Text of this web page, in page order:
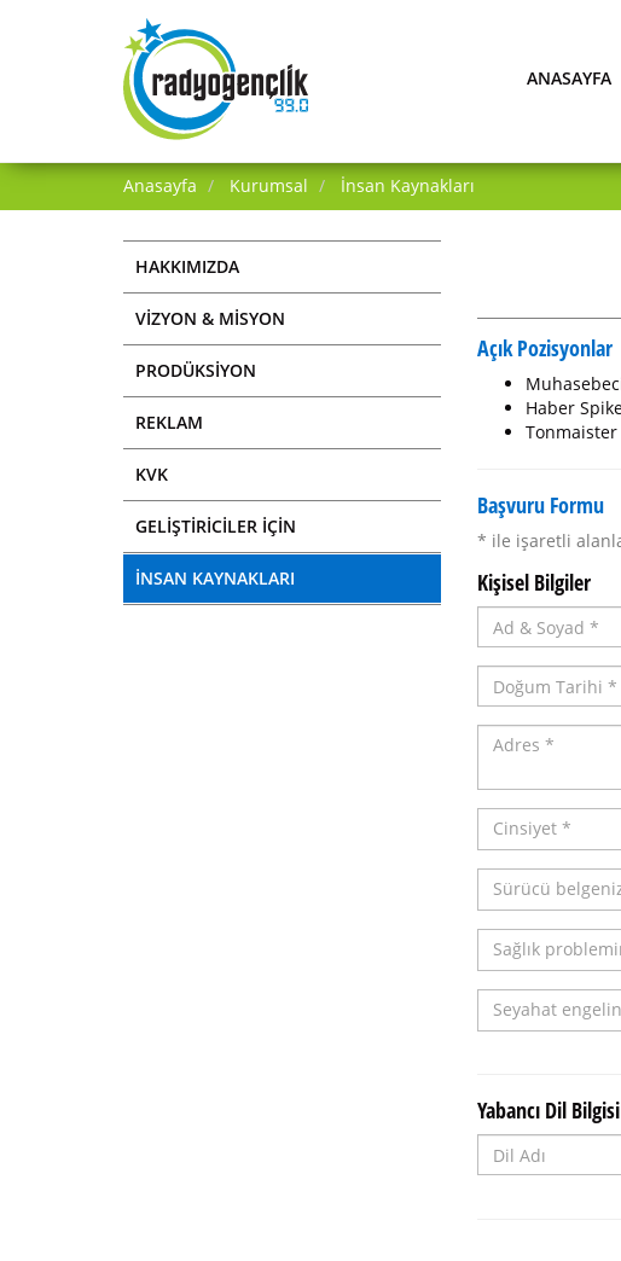
ANASAYFA
Anasayfa Kurumsal İnsan Kaynakları
HAKKIMIZDA
VİZYON & MİSYON
PRODÜKSİYON
REKLAM
KVK
GELİŞTİRİCİLER İÇİN
İNSAN KAYNAKLARI
Açık Pozisyonlar
Haber
Tonmaister
Başvuru Formu
* ile işaretli
Kişisel Bilgiler
Yabancı Dil Bilgisi